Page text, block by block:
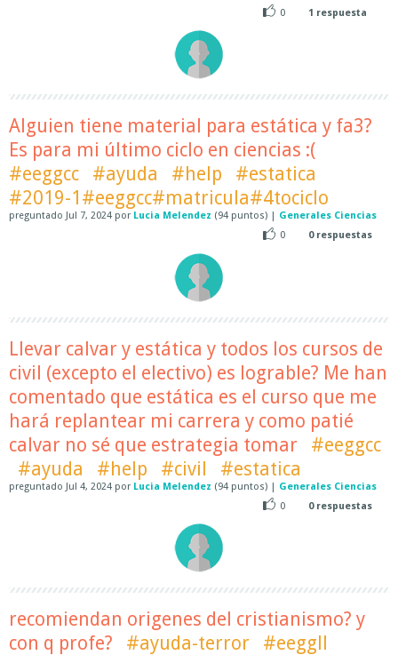
0
1 respuesta
Alguien tiene material para estática y fa3?
Es para mi último ciclo en ciencias :(
#eeggcc
#ayuda #help
#estatica
#2019-1#eeggcc#matricula#4tociclo
preguntado Jul 7, 2024 por Lucia Melendez (94 puntos) | Generales Ciencias
0
0respuestas
Llevar calvar y estática y todos los cursos de
civil (excepto el electivo) es lograble? Me han
comentado que estática es el curso que me
hará replantear mi carrera y como patié
calvar no sé que estrategia tomar
#eeggcc
#ayuda
#help #civil #estatica
preguntado Jul 4, 2024 por Lucia Melendez (94 puntos) | Generales Ciencias
0
0respuestas
recomiendan origenes del cristianismo? y
con q profe?
#ayuda-terror
#eeggll